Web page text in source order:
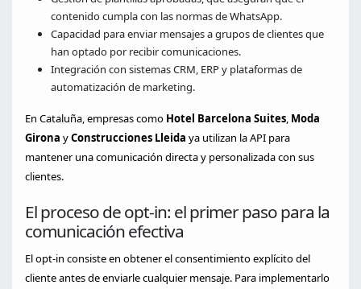
contenido cumpla con las normas de WhatsApp.
Capacidad para enviar mensajes a grupos de clientes que
han optado por recibir comunicaciones.
Integración con sistemas CRM, ERP y plataformas de
automatización de marketing.
En Cataluña, empresas como Hotel Barcelona Suites, Moda
Girona yConstrucciones Lleida ya utilizan la API para
mantener una comunicación directa y personalizada con sus
clientes.
El proceso de opt‑in: el primer paso para la
comunicación efectiva
El opt‑in consiste en obtener el consentimiento explícito del
cliente antes de enviarle cualquier mensaje. Para implementarlo